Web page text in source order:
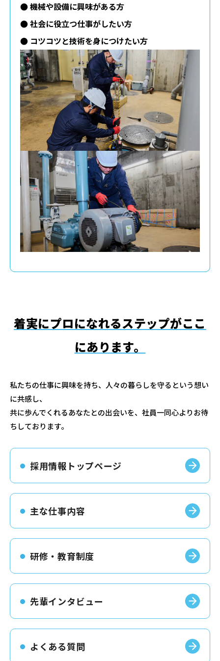
● 機械や設備に興味がある方
● 社会に役立つ仕事がしたい方
● コツコツと技術を身につけたい方
着実にプロになれるステップがここ
にあります。
私たちの仕事に興味を持ち、人々の暮らしを守るという想い
に共感し、
共に歩んでくれるあなたとの出会いを、社員一同心よりお待
ちしております。
採用情報トップページ
主な仕事内容
研修・教育制度
先輩インタビュー
よくある質問